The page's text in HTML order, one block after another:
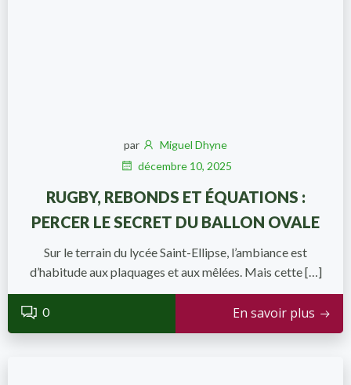
par
Miguel Dhyne
décembre 10, 2025
RUGBY, REBONDS ET ÉQUATIONS :
PERCER LE SECRET DU BALLON OVALE
Sur le terrain du lycée Saint-Ellipse, l’ambiance est
d’habitude aux plaquages et aux mêlées. Mais cette […]
0 En savoir plus